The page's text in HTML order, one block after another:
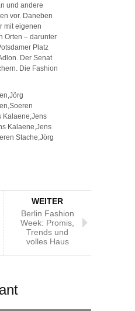
und andere
vor. Daneben
mit eigenen
Orten – darunter
Platz
Der Senat
Die Fashion
Kalaene,Jens
Kalaene,Jens
Stache,Jörg
WEITER
Berlin Fashion
Week: Promis,
Trends und
volles Haus